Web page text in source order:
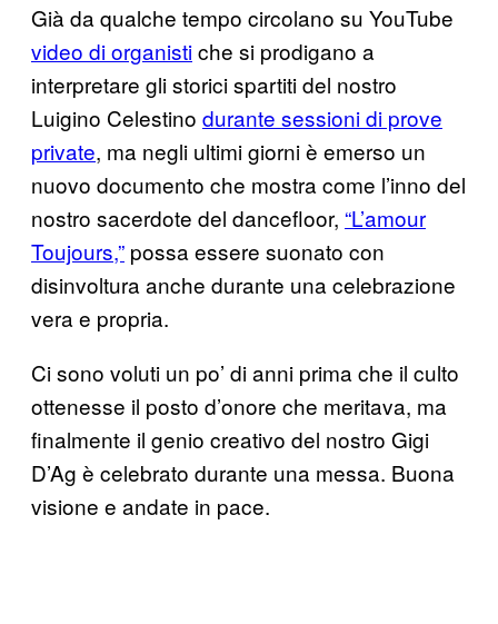
Già da qualche tempo circolano su YouTube
video di organistiche si prodigano a
interpretare gli storici spartiti del nostro
Luigino Celestino durante sessioni di prove
private, ma negli ultimi giorni è emerso un
nuovo documento che mostra come l’inno del
nostro sacerdote del dancefloor, “L’amour
Toujours,” possa essere suonato con
disinvoltura anche durante una celebrazione
vera e propria.
Ci sono voluti un po’ di anni prima che il culto
ottenesse il posto d’onore che meritava, ma
finalmente il genio creativo del nostro Gigi
D’Ag è celebrato durante una messa. Buona
visione e andate in pace.